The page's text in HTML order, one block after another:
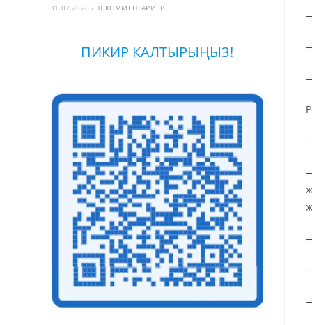
31.07.2026 / 0 КОММЕНТАРИЕВ
ПИКИР КАЛТЫРЫҢЫЗ!